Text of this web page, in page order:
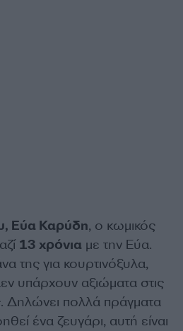
Εύα Καρύδη, ο κωμικός
13 χρόνια με την Εύα.
της για κουρτινόξυλα,
υπάρχουν αξιώματα στις
Δηλώνει πολλά πράγματα
ένα ζευγάρι, αυτή είναι